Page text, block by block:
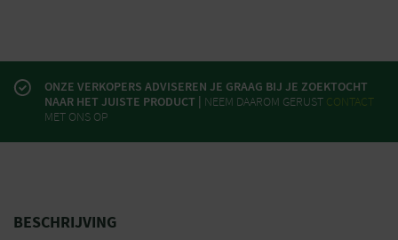
ONZE VERKOPERS ADVISEREN JE GRAAG BIJ JE ZOEKTOCHT
NAAR HET JUISTE PRODUCT | NEEM DAAROM GERUST CONTACT
MET ONS OP
BESCHRIJVING